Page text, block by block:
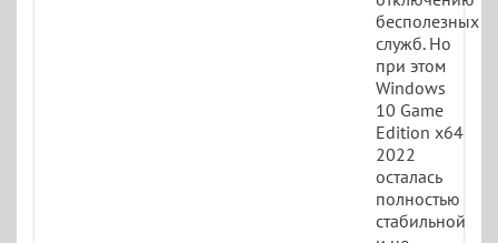
бесполезных
служб. Но
при этом
Windows
10 Game
Edition x64
2022
осталась
полностью
стабильной